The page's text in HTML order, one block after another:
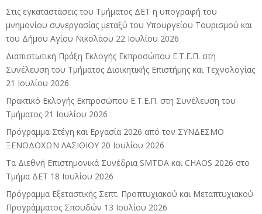
Στις εγκαταστάσεις του Τμήματος ΔΕΤ η υπογραφή του
μνημονίου συνεργασίας μεταξύ του Υπουργείου Τουρισμού και
του Δήμου Αγίου Νικολάου 22 Ιουλίου 2026
Διαπιστωτική Πράξη Εκλογής Εκπροσώπου Ε.Τ.Ε.Π. στη
Συνέλευση του Τμήματος Διοικητικής Επιστήμης και Τεχνολογίας
21 Ιουλίου 2026
Πρακτικό Εκλογής Εκπροσώπου Ε.Τ.Ε.Π. στη Συνέλευση του
Τμήματος 21 Ιουλίου 2026
Πρόγραμμα Στέγη και Εργασία 2026 από τον ΣΥΝΔΕΣΜΟ
ΞΕΝΟΔΟΧΩΝ ΛΑΣΙΘΙΟΥ 20 Ιουλίου 2026
Τα Διεθνή Επιστημονικά Συνέδρια SMTDA και CHAOS 2026 στο
Τμήμα ΔΕΤ 18 Ιουλίου 2026
Πρόγραμμα Εξεταστικής Σεπτ. Προπτυχιακού και Μεταπτυχιακού
Προγράμματος Σπουδών 13 Ιουλίου 2026